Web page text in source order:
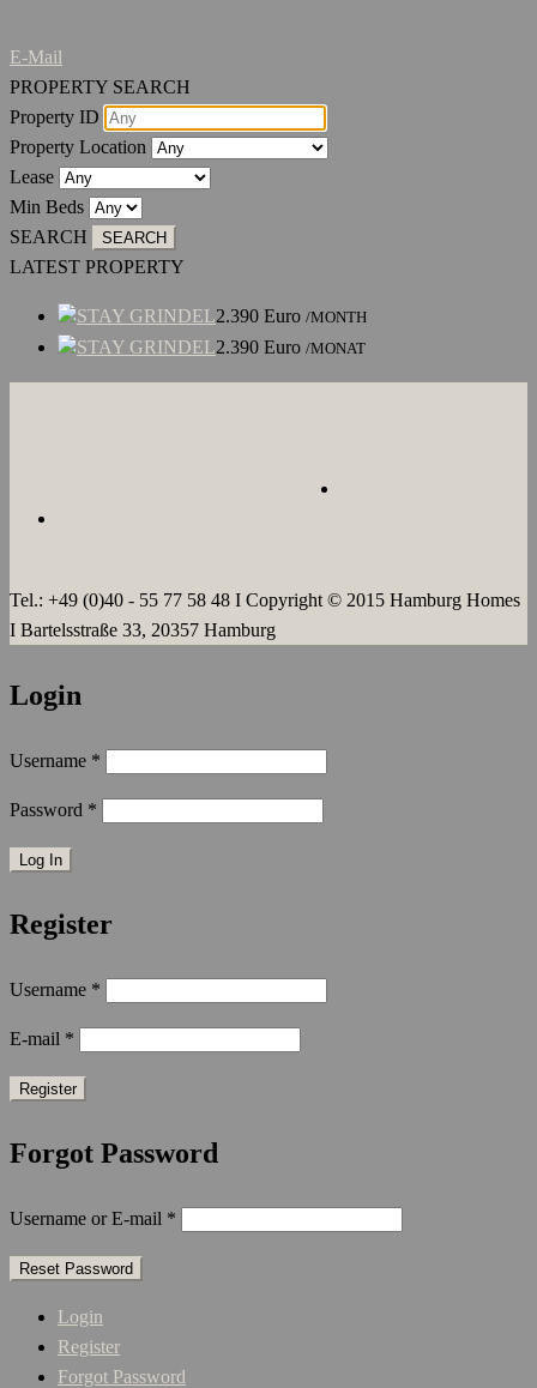
E-Mail
PROPERTY SEARCH
Property ID
Property Location
Lease
Min Beds
SEARCH
LATEST PROPERTY
STAY GRINDEL2.390 Euro /MONTH
STAY GRINDEL2.390 Euro /MONAT
Tel.: +49 (0)40 - 55 77 58 48 I Copyright © 2015 Hamburg Homes
I Bartelsstraße 33, 20357 Hamburg
Login
Username *
Password *
Register
Username *
E-mail *
Forgot Password
Username or E-mail *
Login
Register
Forgot Password